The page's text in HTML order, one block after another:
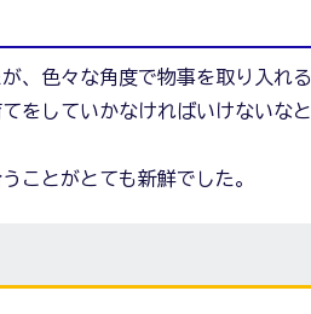
、色々な角度で物事を取り入れる
をしていかなければいけないなと
ことがとても新鮮でした。